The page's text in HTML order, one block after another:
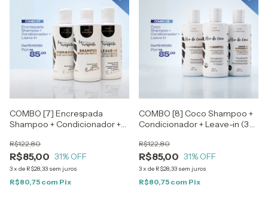
COMBO [7] Encrespada
Shampoo + Condicionador +
R$85,00
R$122,80
31% OFF
3x de R$28,33 sem juros
R$80,75 com Pix
COMBO [8] Coco Shampoo +
Condicionador + Leave-in (3
R$85,00
R$122,80
31% OFF
3x de R$28,33 sem juros
R$80,75 com Pix